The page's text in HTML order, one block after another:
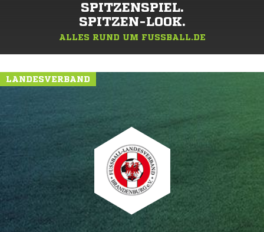
SPITZENSPIEL.
SPITZEN-LOOK.
ALLES RUND UM FUSSBALL.DE
LANDESVERBAND